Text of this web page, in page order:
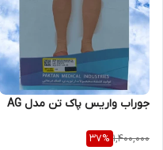
جوراب واریس پاک تن مدل AG
1,400,000
37%